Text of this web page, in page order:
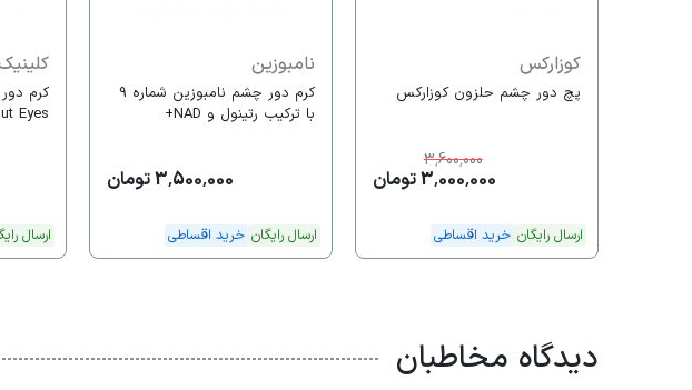
کوزارکس
پچ دور چشم حلزون کوزارکس
3,600,000
3,000,000 تومان
ارسال رایگان خرید اقساطی
نامبوزین
کرم دور چشم نامبوزین شماره 9
با ترکیب رتینول و NAD+
3,500,000 تومان
ارسال رایگان خرید اقساطی
كرم
Eyes
ارسال
دیدگاه مخاطبان